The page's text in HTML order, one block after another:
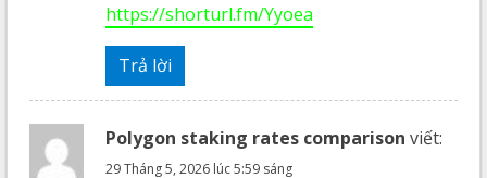
https://shorturl.fm/Yyoea
Trả lời
Polygon staking rates comparison viết:
29 Tháng 5, 2026 lúc 5:59 sáng